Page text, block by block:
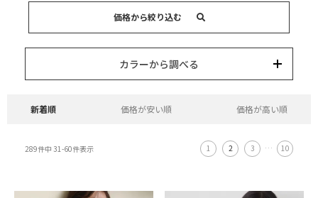
ブランド
価格から絞り込む
カラーから調べる
価格が安い順 価格が高い順
新着順
289件中 31-60件表示 1 2 3 … 10